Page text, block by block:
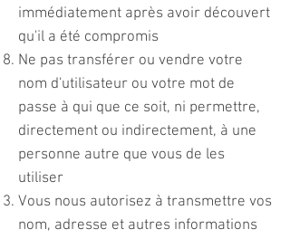
immédiatement après avoir découvert
qu'il a été compromis
Ne pas transférer ou vendre votre
nom d'utilisateur ou votre mot de
passe à qui que ce soit, ni permettre,
directement ou indirectement, à une
personne autre que vous de les
utiliser
Vous nous autorisez à transmettre vos
nom, adresse et autres informations